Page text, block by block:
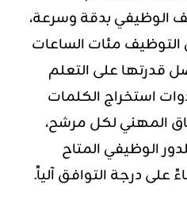
بدقة وسرعة،
مئات الساعات
قدرتها على التعلم
استخراج الكلمات
المهني لكل مرشح،
الوظيفي المتاح
على درجة التوافق آلياً.